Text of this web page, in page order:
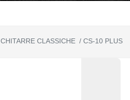
CHITARRE CLASSICHE / CS-10 PLUS